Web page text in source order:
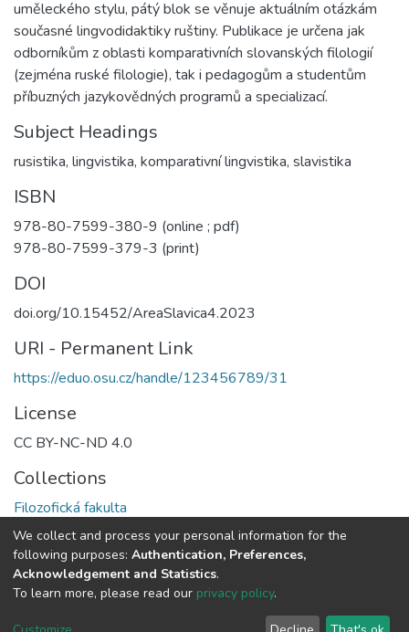
uměleckého stylu, pátý blok se věnuje aktuálním otázkám
současné lingvodidaktiky ruštiny. Publikace je určena jak
odborníkům z oblasti komparativních slovanských filologií
(zejména ruské filologie), tak i pedagogům a studentům
příbuzných jazykovědných programů a specializací.
Subject Headings
rusistika, lingvistika, komparativní lingvistika, slavistika
ISBN
978-80-7599-380-9 (online ; pdf)
978-80-7599-379-3 (print)
DOI
doi.org/10.15452/AreaSlavica4.2023
URI - Permanent Link
https://eduo.osu.cz/handle/123456789/31
License
CC BY-NC-ND 4.0
Collections
Filozofická fakulta
Full item page
DSpace software copyright © 2002-2026
Cookie Statistics Send
We collect and process your personal information for the
following purposes: Authentication, Preferences,
Acknowledgement and Statistics.
To learn more, please read our privacy policy.